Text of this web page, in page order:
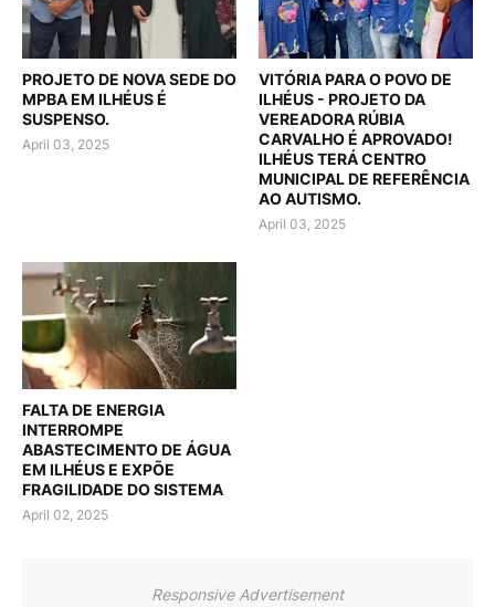
PROJETO DE NOVA SEDE DO
MPBA EM ILHÉUS É
SUSPENSO.
April 03, 2025
VITÓRIA PARA O POVO DE
ILHÉUS - PROJETO DA
VEREADORA RÚBIA
CARVALHO É APROVADO!
ILHÉUS TERÁ CENTRO
MUNICIPAL DE REFERÊNCIA
AO AUTISMO.
April 03, 2025
FALTA DE ENERGIA
INTERROMPE
ABASTECIMENTO DE ÁGUA
EM ILHÉUS E EXPÕE
FRAGILIDADE DO SISTEMA
April 02, 2025
Responsive Advertisement